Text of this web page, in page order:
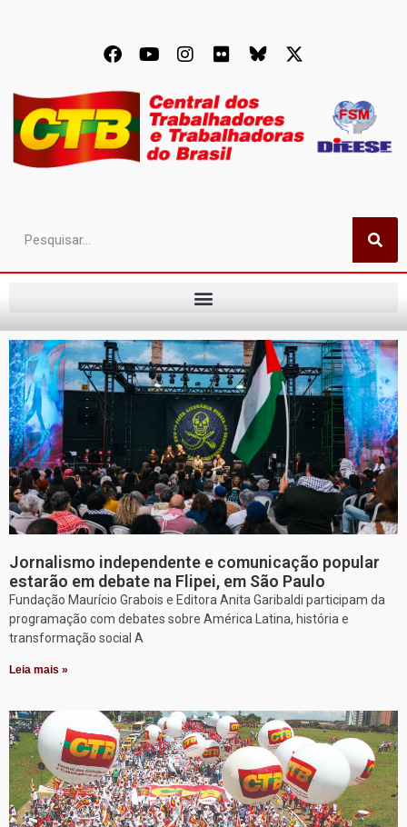
Jornalismo independente e comunicação popular
estarão em debate na Flipei, em São Paulo
Fundação Maurício Grabois e Editora Anita Garibaldi participam da
programação com debates sobre América Latina, história e
transformação social A
Leia mais »